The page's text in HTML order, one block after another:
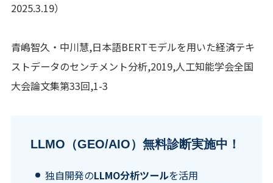
2025.3.19）
青嶋智久・中川慧,日本語BERTモデルを用いた経済テキ
ストデータのセンチメント分析,2019,人工知能学会全国
大会論文集第33回,1-3
LLMO（GEO/AIO）無料診断実施中！
独自開発のLLMO分析ツールを活用